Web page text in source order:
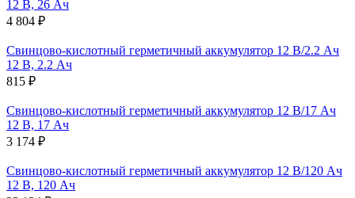
12 В, 26 Ач
4 804 ₽
Свинцово-кислотный герметичный аккумулятор 12 В/2.2 Ач
12 В, 2.2 Ач
815 ₽
Свинцово-кислотный герметичный аккумулятор 12 В/17 Ач
12 В, 17 Ач
3 174 ₽
Свинцово-кислотный герметичный аккумулятор 12 В/120 Ач
12 В, 120 Ач